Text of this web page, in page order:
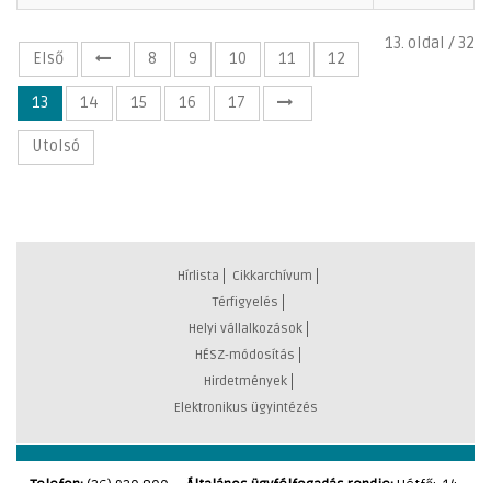
13. oldal / 32
Első
8 9 10 11 12
13 14 15 16 17
Utolsó
Hírlista
Cikkarchívum
Térfigyelés
Helyi vállalkozások
HÉSZ-módosítás
Hirdetmények
Elektronikus ügyintézés